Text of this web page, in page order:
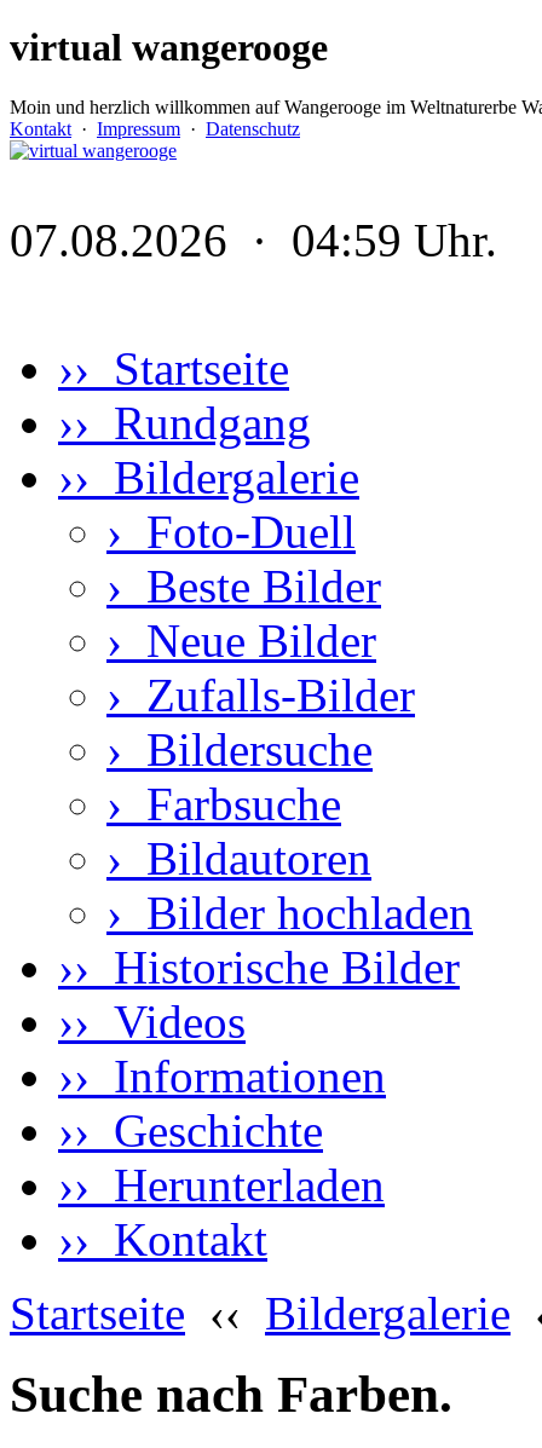
virtual wangerooge
Moin und herzlich willkommen auf Wangerooge im Weltnaturerbe
Kontakt · Impressum · Datenschutz
07.08.2026 · 04:59 Uhr.
›› Startseite
›› Rundgang
›› Bildergalerie
› Foto-Duell
› Beste Bilder
› Neue Bilder
› Zufalls-Bilder
› Bildersuche
› Farbsuche
› Bildautoren
› Bilder hochladen
›› Historische Bilder
›› Videos
›› Informationen
›› Geschichte
›› Herunterladen
›› Kontakt
Startseite ‹‹ Bildergalerie
Suche nach Farben.